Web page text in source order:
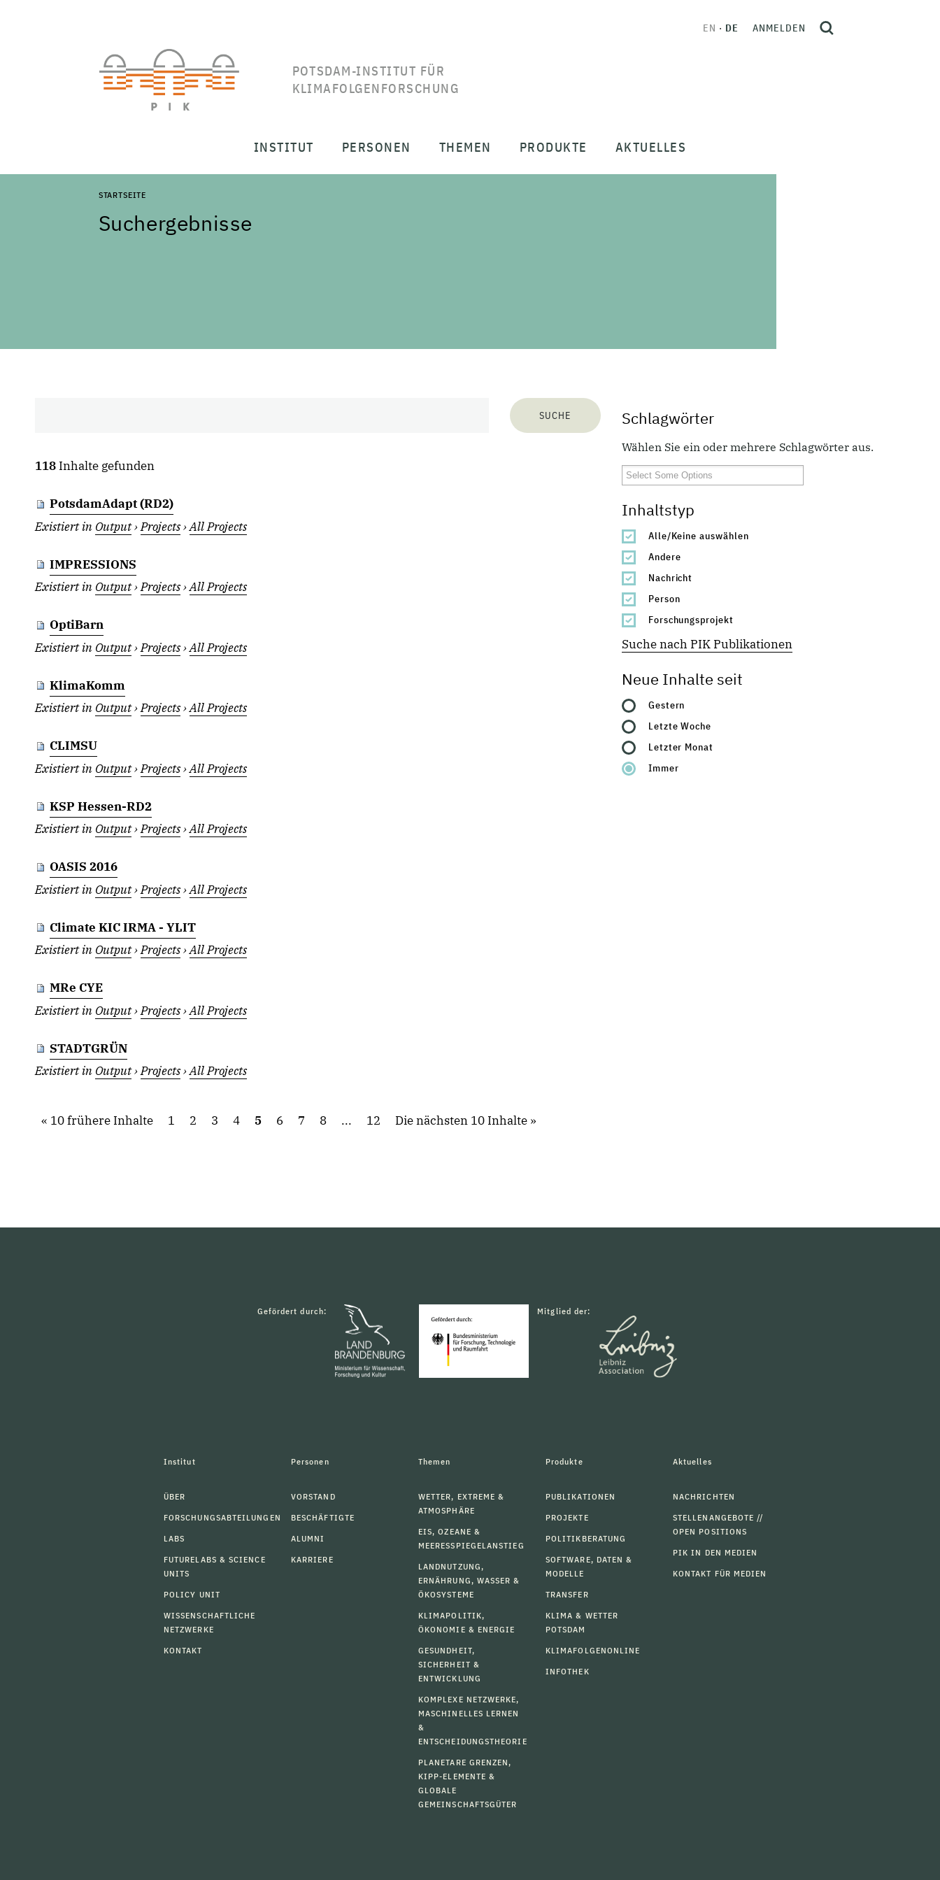
POTSDAM-INSTITUT FÜR
KLIMAFOLGENFORSCHUNG
EN DE ANMELDEN
INSTITUT PERSONEN THEMEN PRODUKTE AKTUELLES
STARTSEITE
Suchergebnisse
Schlagwörter
Wählen Sie ein oder mehrere Schlagwörter aus.
Inhaltstyp
Alle/Keine auswählen
Andere
Nachricht
Person
Forschungsprojekt
Suche nach PIK Publikationen
Neue Inhalte seit
Gestern
Letzte Woche
Letzter Monat
Immer
118 Inhalte gefunden
PotsdamAdapt (RD2)
Existiert in Output›Projects›All Projects
IMPRESSIONS
Existiert in Output›Projects›All Projects
OptiBarn
Existiert in Output›Projects›All Projects
KlimaKomm
Existiert in Output›Projects›All Projects
CLIMSU
Existiert in Output›Projects›All Projects
KSP Hessen-RD2
Existiert in Output›Projects›All Projects
OASIS 2016
Existiert in Output›Projects›All Projects
Climate KIC IRMA - YLIT
Existiert in Output›Projects›All Projects
MRe CYE
Existiert in Output›Projects›All Projects
STADTGRÜN
Existiert in Output›Projects›All Projects
10 frühere Inhalte 1 2 3 4 5 6 7 8 ... 12 Die nächsten 10 Inhalte
Gefördert durch: Mitglied der:
Institut
ÜBER
FORSCHUNGSABTEILUNGEN
LABS
FUTURELABS & SCIENCE
UNITS
POLICY UNIT
WISSENSCHAFTLICHE
NETZWERKE
KONTAKT
Personen
VORSTAND
BESCHÄFTIGTE
ALUMNI
KARRIERE
Themen
WETTER, EXTREME &
ATMOSPHÄRE
EIS, OZEANE &
MEERESSPIEGELANSTIEG
LANDNUTZUNG,
ERNÄHRUNG, WASSER &
ÖKOSYSTEME
KLIMAPOLITIK,
ÖKONOMIE & ENERGIE
GESUNDHEIT,
SICHERHEIT &
ENTWICKLUNG
KOMPLEXE NETZWERKE,
MASCHINELLES LERNEN
&
ENTSCHEIDUNGSTHEORIE
PLANETARE GRENZEN,
KIPP-ELEMENTE &
GLOBALE
GEMEINSCHAFTSGÜTER
Produkte
PUBLIKATIONEN
PROJEKTE
POLITIKBERATUNG
SOFTWARE, DATEN &
MODELLE
TRANSFER
KLIMA & WETTER
POTSDAM
KLIMAFOLGENONLINE
INFOTHEK
Aktuelles
NACHRICHTEN
STELLENANGEBOTE //
OPEN POSITIONS
PIK IN DEN MEDIEN
KONTAKT FÜR MEDIEN